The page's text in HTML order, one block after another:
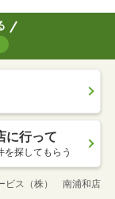
に行って
を探してもらう
ビス（株） 南浦和店